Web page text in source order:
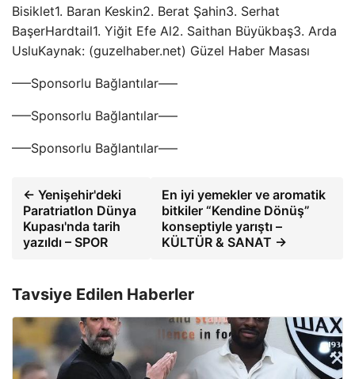
Bisiklet1. Baran Keskin2. Berat Şahin3. Serhat
BaşerHardtail1. Yiğit Efe Al2. Saithan Büyükbaş3. Arda
UsluKaynak: (guzelhaber.net) Güzel Haber Masası
—–Sponsorlu Bağlantılar—–
—–Sponsorlu Bağlantılar—–
—–Sponsorlu Bağlantılar—–
← Yenişehir'deki
Paratriatlon Dünya
Kupası'nda tarih
yazıldı – SPOR
En iyi yemekler ve aromatik
bitkiler “Kendine Dönüş”
konseptiyle yarıştı –
KÜLTÜR & SANAT →
Tavsiye Edilen Haberler